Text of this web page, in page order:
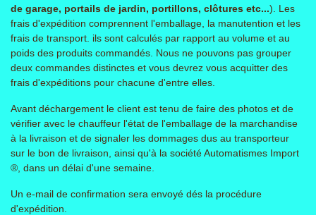
de garage, portails de jardin, portillons, clôtures etc...). Les
frais d'expédition comprennent l'emballage, la manutention et les
frais de transport. ils sont calculés par rapport au volume et au
poids des produits commandés. Nous ne pouvons pas grouper
deux commandes distinctes et vous devrez vous acquitter des
frais d'expéditions pour chacune d'entre elles.
Avant déchargement le client est tenu de faire des photos et de
vérifier avec le chauffeur l'état de l'emballage de la marchandise
à la livraison et de signaler les dommages dus au transporteur
sur le bon de livraison, ainsi qu'à la société Automatismes Import
®, dans un délai d'une semaine.
Un e-mail de confirmation sera envoyé dés la procédure
d'expédition.